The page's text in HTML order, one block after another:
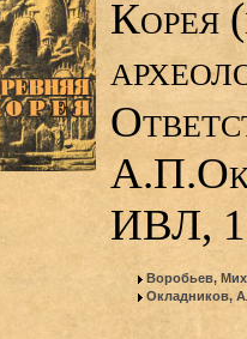
Корея
ИВЛ,
Воробьев,
Окладников,